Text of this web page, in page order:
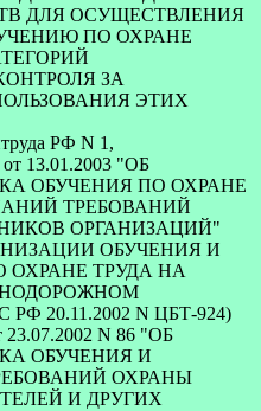
ДЛЯ ОСУЩЕСТВЛЕНИЯ
ПО ОХРАНЕ
ЗА
ЭТИХ
РФ N 1,
13.01.2003 "ОБ
ОБУЧЕНИЯ ПО ОХРАНЕ
ТРЕБОВАНИЙ
ОРГАНИЗАЦИЙ"
ОБУЧЕНИЯ И
ТРУДА НА
20.11.2002 N ЦБТ-924)
N 86 "ОБ
ОБУЧЕНИЯ И
ОХРАНЫ
И ДРУГИХ